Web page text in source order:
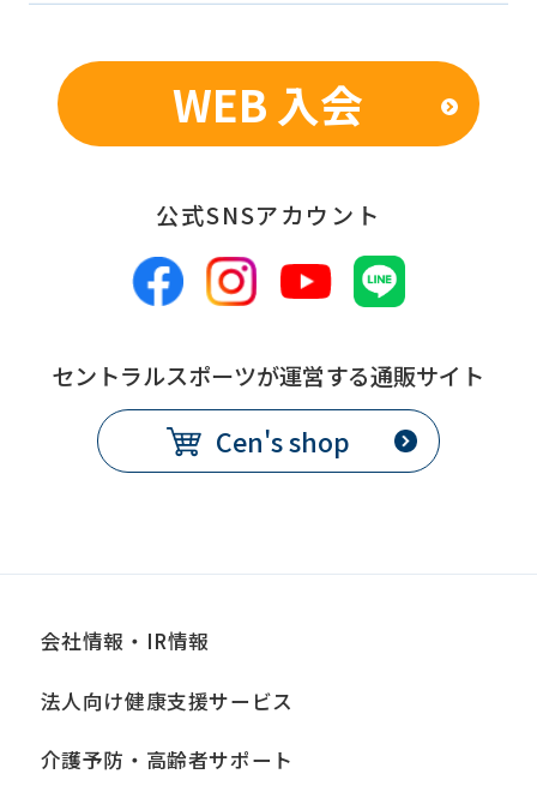
WEB 入会
公式SNSアカウント
セントラルスポーツが運営する通販サイト
Cen's shop
会社情報・IR情報
法人向け健康支援サービス
介護予防・高齢者サポート